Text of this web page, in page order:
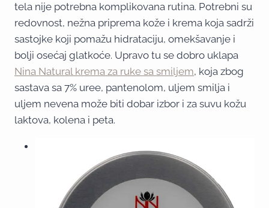
tela nije potrebna komplikovana rutina. Potrebni su
redovnost, nežna priprema kože i krema koja sadrži
sastojke koji pomažu hidrataciju, omekšavanje i
bolji osećaj glatkoće. Upravo tu se dobro uklapa
Nina Natural krema za ruke sa smiljem, koja zbog
sastava sa 7% uree, pantenolom, uljem smilja i
uljem nevena može biti dobar izbor i za suvu kožu
laktova, kolena i peta.